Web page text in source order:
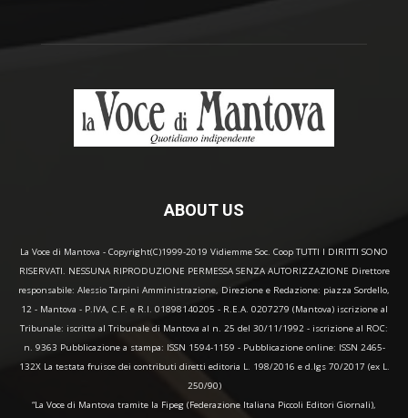
ABOUT US
La Voce di Mantova - Copyright(C)1999-2019 Vidiemme Soc. Coop TUTTI I DIRITTI SONO
RISERVATI. NESSUNA RIPRODUZIONE PERMESSA SENZA AUTORIZZAZIONE Direttore
responsabile: Alessio Tarpini Amministrazione, Direzione e Redazione: piazza Sordello,
12 - Mantova - P.IVA, C.F. e R.I. 01898140205 - R.E.A. 0207279 (Mantova) iscrizione al
Tribunale: iscritta al Tribunale di Mantova al n. 25 del 30/11/1992 - iscrizione al ROC:
n. 9363 Pubblicazione a stampa: ISSN 1594-1159 - Pubblicazione online: ISSN 2465-
132X La testata fruisce dei contributi diretti editoria L. 198/2016 e d.lgs 70/2017 (ex L.
250/90)
“La Voce di Mantova tramite la Fipeg (Federazione Italiana Piccoli Editori Giornali),